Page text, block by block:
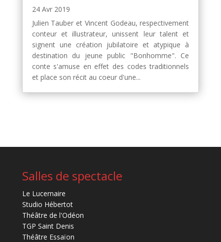
24 Avr 2019
Julien Tauber et Vincent Godeau, respectivement
conteur et illustrateur, unissent leur talent et
signent une création jubilatoire et atypique à
destination du jeune public "Bonhomme". Ce
conte s'amuse en effet des codes traditionnels
et place son récit au coeur d'une...
Salles de spectacle
Le Lucernaire
Studio Hébertot
Théâtre de l'Odéon
TGP Saint Denis
Théâtre Essaïon